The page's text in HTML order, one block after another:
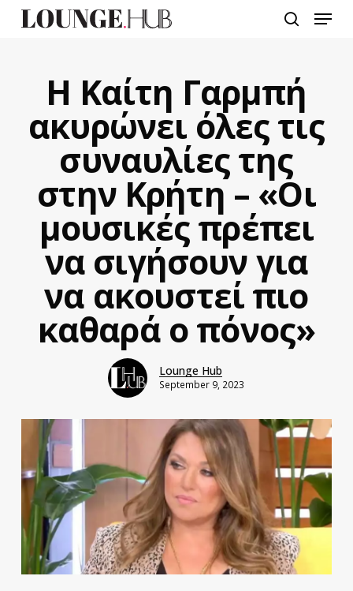
Menu
Η Καίτη Γαρμπή
ακυρώνει όλες τις
συναυλίες της
στην Κρήτη – «Οι
μουσικές πρέπει
να σιγήσουν για
να ακουστεί πιο
καθαρά ο πόνος»
Lounge Hub
September 9, 2023